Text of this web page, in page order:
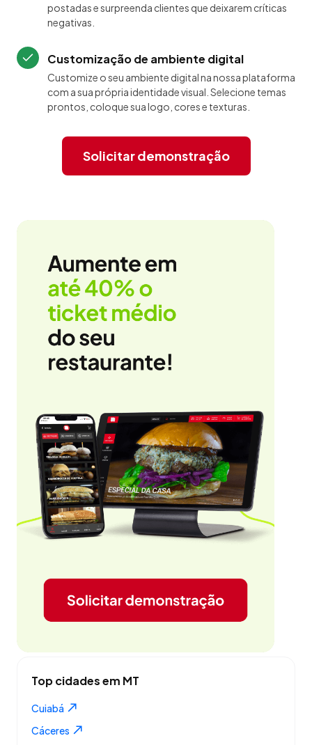
postadas e surpreenda clientes que deixarem críticas
negativas.
Customização de ambiente digital
Customize o seu ambiente digital na nossa plataforma
com a sua própria identidade visual. Selecione temas
prontos, coloque sua logo, cores e texturas.
Solicitar demonstração
Top cidades em MT
Cuiabá
Cáceres